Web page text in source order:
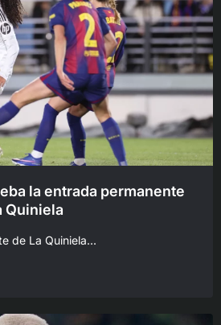
la entrada permanente
Quiniela
de La Quiniela...